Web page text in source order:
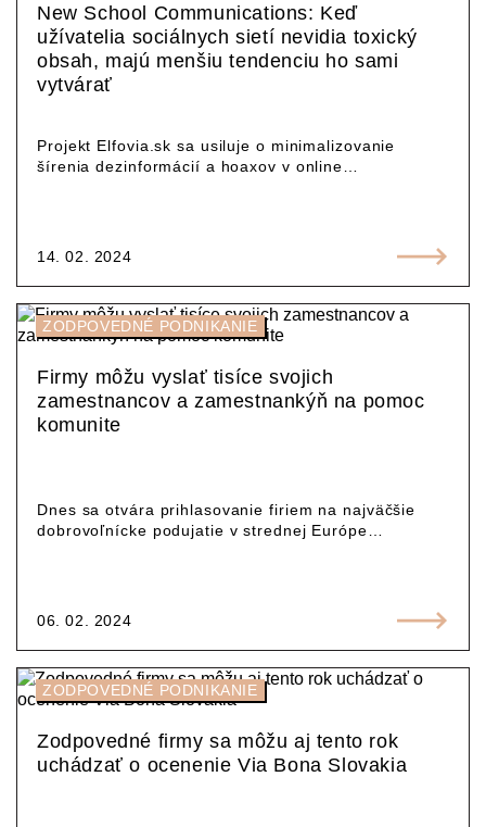
New School Communications: Keď
užívatelia sociálnych sietí nevidia toxický
obsah, majú menšiu tendenciu ho sami
vytvárať
Projekt Elfovia.sk sa usiluje o minimalizovanie
šírenia dezinformácií a hoaxov v online…
14. 02. 2024
ZODPOVEDNÉ PODNIKANIE
Firmy môžu vyslať tisíce svojich
zamestnancov a zamestnankýň na pomoc
komunite
Dnes sa otvára prihlasovanie firiem na najväčšie
dobrovoľnícke podujatie v strednej Európe…
06. 02. 2024
ZODPOVEDNÉ PODNIKANIE
Zodpovedné firmy sa môžu aj tento rok
uchádzať o ocenenie Via Bona Slovakia